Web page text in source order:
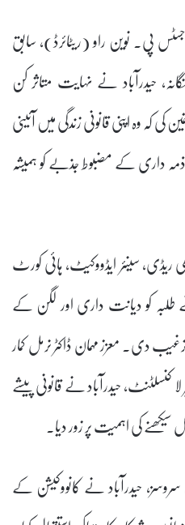
پی۔ نوین راو (ریٹائرڈ)، سابق
حیدرآباد نے نہایت متاثر کن
کی کہ وہ اپنی قانونی زندگی میں آئینی
ذمہ داری کے مضبوط جذبے کو ہمیشہ
ریڈی، سینئر ایڈووکیٹ، ہائی کورٹ
طلبہ کو دیانت داری اور لگن کے
دی۔ معزز مہمان ڈاکٹر نرمل کمار
لا کنسلٹنٹ، حیدرآباد نے قانونی پیشے
کی اہمیت پر زور دیا۔
سروسز، حیدرآباد نے کانووکیشن کے